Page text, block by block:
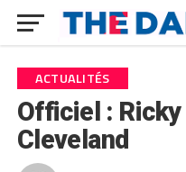
ACTUALITÉS
Officiel :
Cleveland